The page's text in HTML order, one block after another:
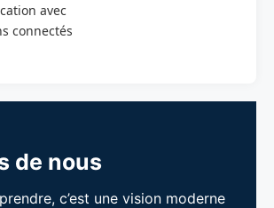
avec
connectés
de nous
c’est une vision moderne